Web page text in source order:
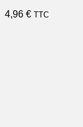
4,96 € TTC